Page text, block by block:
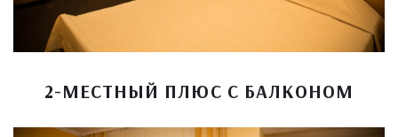
2-МЕСТНЫЙ ПЛЮС С БАЛКОНОМ